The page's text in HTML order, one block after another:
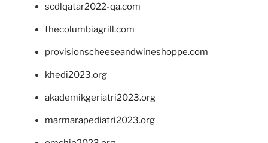
scdlqatar2022-qa.com
thecolumbiagrill.com
provisionscheeseandwineshoppe.com
khedi2023.org
akademikgeriatri2023.org
marmarapediatri2023.org